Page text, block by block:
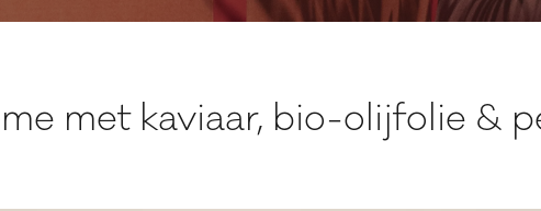
met kaviaar, bio-olijfolie &